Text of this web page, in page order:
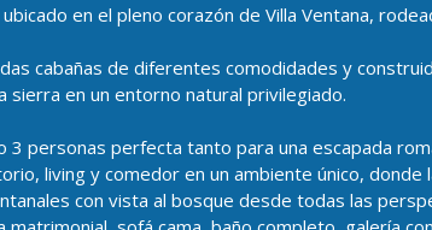
en el pleno corazón de Villa Ventana,
cabañas de diferentes comodidades y
sierra en un entorno natural privilegiado.
3 personas perfecta tanto para una escapada
living y comedor en un ambiente único, donde
con vista al bosque desde todas las